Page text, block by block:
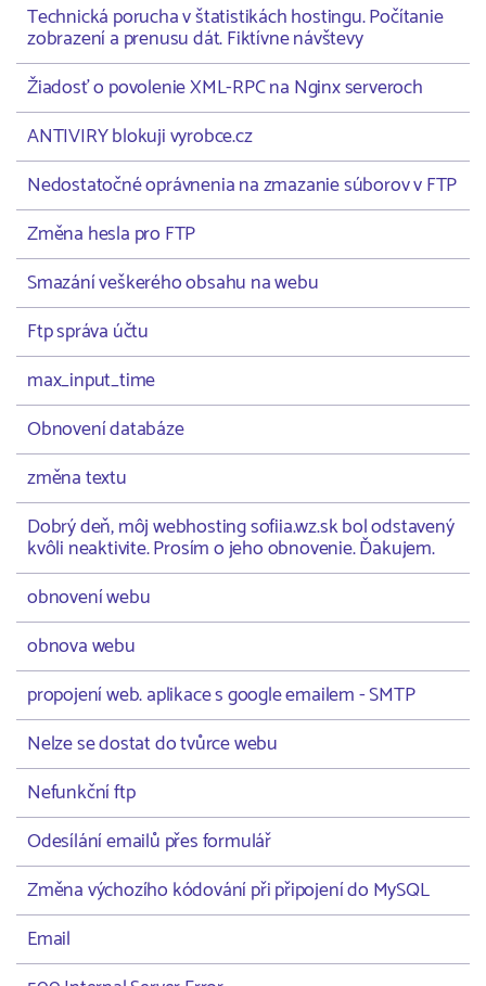
Technická porucha v štatistikách hostingu. Počítanie
zobrazení a prenusu dát. Fiktívne návštevy
Žiadosť o povolenie XML-RPC na Nginx serveroch
ANTIVIRY blokuji vyrobce.cz
Nedostatočné oprávnenia na zmazanie súborov v FTP
Změna hesla pro FTP
Smazání veškerého obsahu na webu
Ftp správa účtu
max_input_time
Obnovení databáze
změna textu
Dobrý deň, môj webhosting sofiia.wz.sk bol odstavený
kvôli neaktivite. Prosím o jeho obnovenie. Ďakujem.
obnovení webu
obnova webu
propojení web. aplikace s google emailem - SMTP
Nelze se dostat do tvůrce webu
Nefunkční ftp
Odesílání emailů přes formulář
Změna výchozího kódování při připojení do MySQL
Email